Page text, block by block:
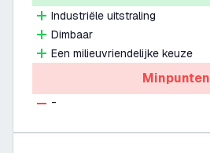
Industriële uitstraling
Dimbaar
Een milieuvriendelijke keuze
Minpunten
-